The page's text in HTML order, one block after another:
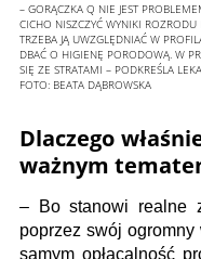
– GORĄCZKA Q NIE JEST
CICHO NISZCZYĆ WYNIKI ROZRODU
TRZEBA JĄ UWZGLĘDNIAĆ W
DBAĆ O HIGIENĘ PORODOWĄ. W
SIĘ ZE STRATAMI – PODKREŚLA
FOTO: BEATA DĄBROWSKA
Dlaczego
ważnym
– Bo stanowi realne
poprzez swój ogromny
samym opłacalność